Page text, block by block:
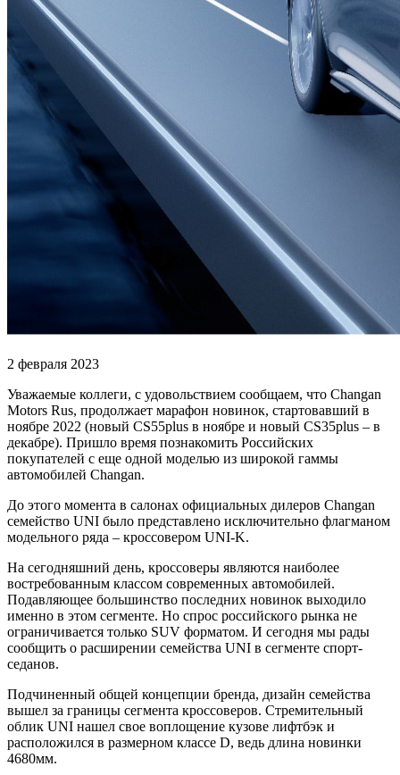
2 февраля 2023
Уважаемые коллеги, с удовольствием сообщаем, что Changan
Motors Rus, продолжает марафон новинок, стартовавший в
ноябре 2022 (новый CS55plus в ноябре и новый CS35plus – в
декабре). Пришло время познакомить Российских
покупателей с еще одной моделью из широкой гаммы
автомобилей Changan.
До этого момента в салонах официальных дилеров Changan
семейство UNI было представлено исключительно флагманом
модельного ряда – кроссовером UNI-K.
На сегодняшний день, кроссоверы являются наиболее
востребованным классом современных автомобилей.
Подавляющее большинство последних новинок выходило
именно в этом сегменте. Но спрос российского рынка не
ограничивается только SUV форматом. И сегодня мы рады
сообщить о расширении семейства UNI в сегменте спорт-
седанов.
Подчиненный общей концепции бренда, дизайн семейства
вышел за границы сегмента кроссоверов. Стремительный
облик UNI нашел свое воплощение кузове лифтбэк и
расположился в размерном классе D, ведь длина новинки
4680мм.